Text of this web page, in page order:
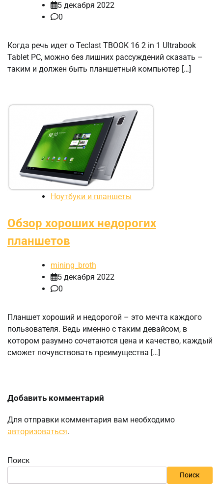
5 декабря 2022
0
Когда речь идет о Teclast TBOOK 16 2 in 1 Ultrabook
Tablet PC, можно без лишних рассуждений сказать –
таким и должен быть планшетный компьютер […]
Ноутбуки и планшеты
Обзор хороших недорогих
планшетов
mining_broth
5 декабря 2022
0
Планшет хороший и недорогой – это мечта каждого
пользователя. Ведь именно с таким девайсом, в
котором разумно сочетаются цена и качество, каждый
сможет почувствовать преимущества […]
Добавить комментарий
Для отправки комментария вам необходимо
авторизоваться.
Поиск
Поиск